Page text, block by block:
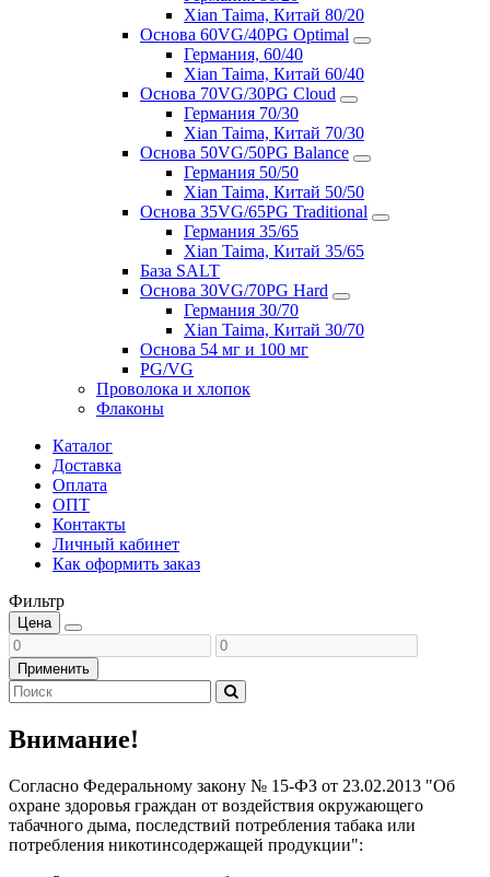
Xian Taima, Китай 80/20
Основа 60VG/40PG Optimal
Германия, 60/40
Xian Taima, Китай 60/40
Основа 70VG/30PG Cloud
Германия 70/30
Xian Taima, Китай 70/30
Основа 50VG/50PG Balance
Германия 50/50
Xian Taima, Китай 50/50
Основа 35VG/65PG Traditional
Германия 35/65
Xian Taima, Китай 35/65
База SALT
Основа 30VG/70PG Hard
Германия 30/70
Xian Taima, Китай 30/70
Основа 54 мг и 100 мг
PG/VG
Проволока и хлопок
Флаконы
Каталог
Доставка
Оплата
ОПТ
Контакты
Личный кабинет
Как оформить заказ
Фильтр
Цена
Применить
Внимание!
Согласно Федеральному закону № 15-ФЗ от 23.02.2013 "Об
охране здоровья граждан от воздействия окружающего
табачного дыма, последствий потребления табака или
потребления никотинсодержащей продукции":